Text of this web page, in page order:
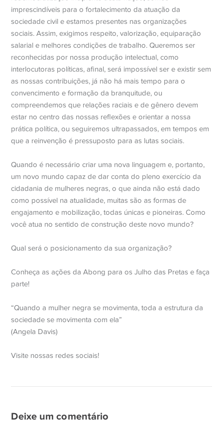
imprescindíveis para o fortalecimento da atuação da
sociedade civil e estamos presentes nas organizações
sociais. Assim, exigimos respeito, valorização, equiparação
salarial e melhores condições de trabalho. Queremos ser
reconhecidas por nossa produção intelectual, como
interlocutoras políticas, afinal, será impossível ser e existir sem
as nossas contribuições, já não há mais tempo para o
convencimento e formação da branquitude, ou
compreendemos que relações raciais e de gênero devem
estar no centro das nossas reflexões e orientar a nossa
prática política, ou seguiremos ultrapassados, em tempos em
que a reinvenção é pressuposto para as lutas sociais.
Quando é necessário criar uma nova linguagem e, portanto,
um novo mundo capaz de dar conta do pleno exercício da
cidadania de mulheres negras, o que ainda não está dado
como possível na atualidade, muitas são as formas de
engajamento e mobilização, todas únicas e pioneiras. Como
você atua no sentido de construção deste novo mundo?
Qual será o posicionamento da sua organização?
Conheça as ações da Abong para os Julho das Pretas e faça
parte!
“Quando a mulher negra se movimenta, toda a estrutura da
sociedade se movimenta com ela”
(Angela Davis)
Visite nossas redes sociais!
Deixe um comentário